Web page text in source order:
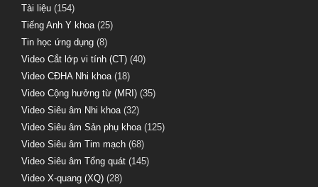
Tài liệu (154)
Tiếng Anh Y khoa(25)
Tin học ứng dụng (8)
Video Cắt lớp vi tính (CT) (40)
Video CĐHA Nhi khoa(18)
Video Cộng hưởng từ (MRI) (35)
Video Siêu âm Nhi khoa(32)
Video Siêu âm Sản phụ khoa(125)
Video Siêu âm Tim mạch (68)
Video Siêu âm Tổng quát (145)
Video X-quang (XQ) (28)